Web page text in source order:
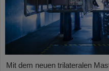
Mit dem neuen trilateralen